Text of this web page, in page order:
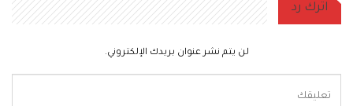
اترك رد
لن يتم نشر عنوان بريدك الإلكتروني.